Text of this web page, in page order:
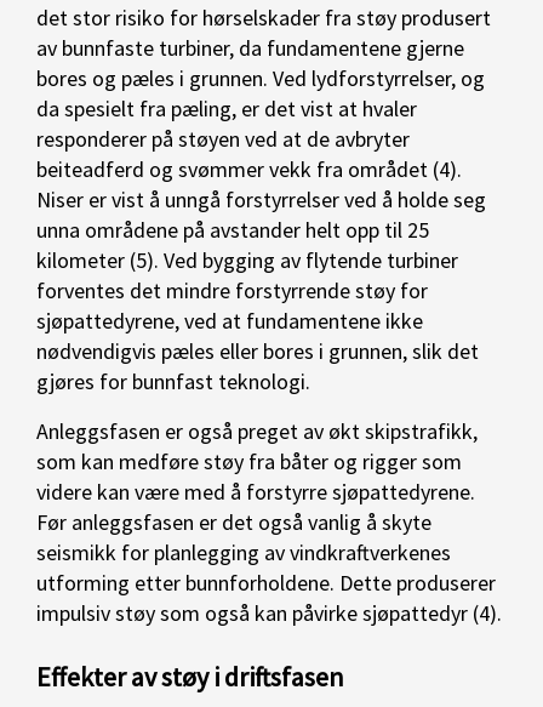
det stor risiko for hørselskader fra støy produsert
av bunnfaste turbiner, da fundamentene gjerne
bores og pæles i grunnen. Ved lydforstyrrelser, og
da spesielt fra pæling, er det vist at hvaler
responderer på støyen ved at de avbryter
beiteadferd og svømmer vekk fra området (4).
Niser er vist å unngå forstyrrelser ved å holde seg
unna områdene på avstander helt opp til 25
kilometer (5). Ved bygging av flytende turbiner
forventes det mindre forstyrrende støy for
sjøpattedyrene, ved at fundamentene ikke
nødvendigvis pæles eller bores i grunnen, slik det
gjøres for bunnfast teknologi.
Anleggsfasen er også preget av økt skipstrafikk,
som kan medføre støy fra båter og rigger som
videre kan være med å forstyrre sjøpattedyrene.
Før anleggsfasen er det også vanlig å skyte
seismikk for planlegging av vindkraftverkenes
utforming etter bunnforholdene. Dette produserer
impulsiv støy som også kan påvirke sjøpattedyr (4).
Effekter av støy i driftsfasen